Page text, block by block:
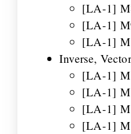
[LA-1]
[LA-1]
[LA-1]
Inverse,
[LA-1]
[LA-1]
[LA-1]
[LA-1]